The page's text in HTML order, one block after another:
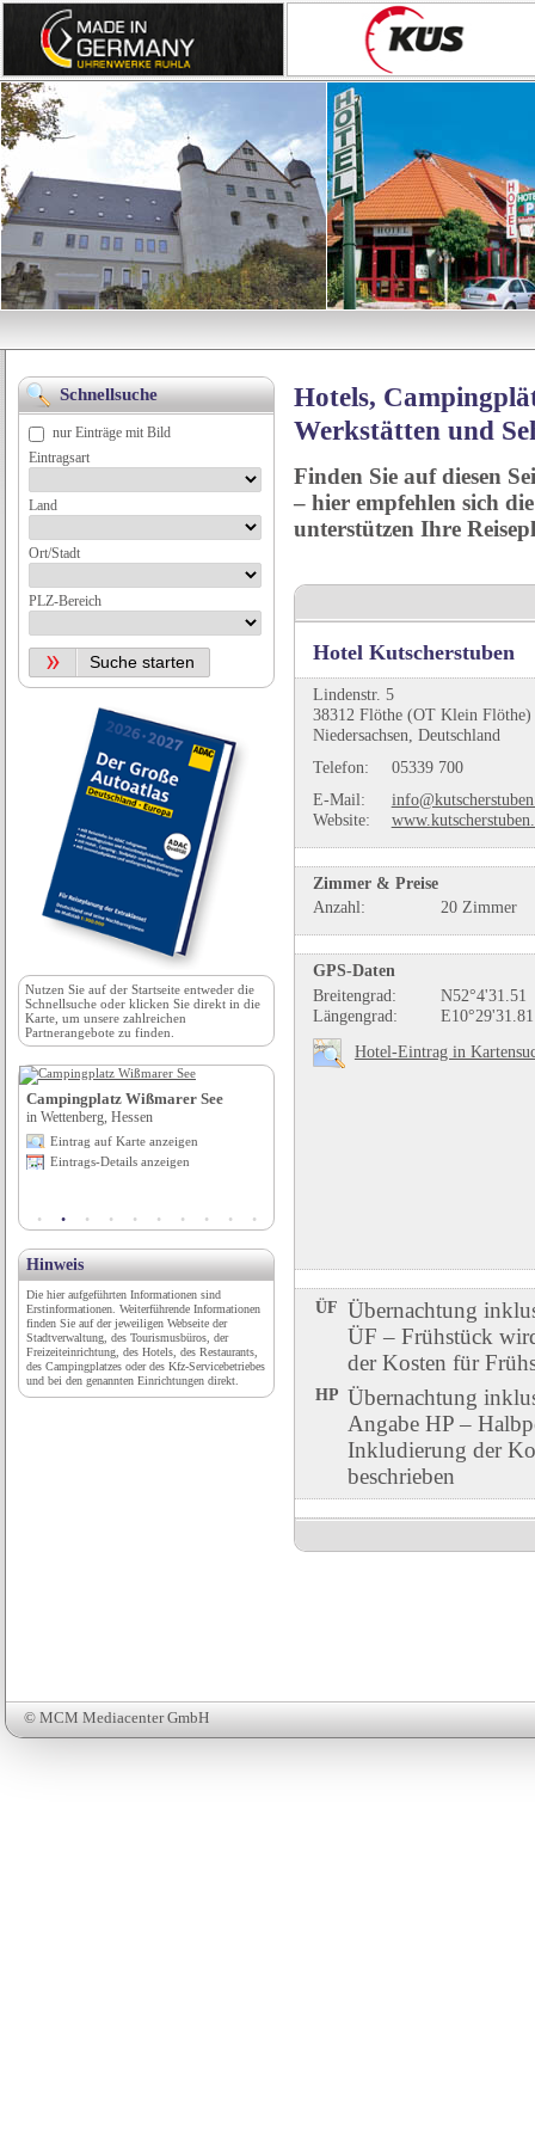
Hotels,
Werkstätten und
Finden Sie auf diesen
– hier empfehlen sich
unterstützen Ihre
Hotel Kutscherstuben
Lindenstr. 5
38312 Flöthe (OT Klein Flöthe)
Niedersachsen, Deutschland
Telefon:
05339 700
E-Mail:
Website:
Zimmer & Preise
Anzahl:
20 Zimmer
GPS-Daten
Breitengrad:
N52°4'31.51
Längengrad:
E10°29'31.81
Hotel-Eintrag in
ÜF Übernachtung
ÜF – Frühstück
der Kosten für
HP Übernachtung
Angabe HP –
Inkludierung der
beschrieben
© MCM Mediacenter GmbH
Schnellsuche
nur Einträge mit Bild
Eintragsart
Land
Ort/Stadt
PLZ-Bereich
Nutzen Sie auf der Startseite entweder die
Schnellsuche oder klicken Sie direkt in die
Karte, um unsere zahlreichen
Partnerangebote zu finden.
Campingplatz Wißmarer See
in Wettenberg, Hessen
Eintrag auf Karte anzeigen
Eintrags-Details anzeigen
Hinweis
Die hier aufgeführten Informationen sind
Erstinformationen. Weiterführende Informationen
finden Sie auf der jeweiligen Webseite der
Stadtverwaltung, des Tourismusbüros, der
Freizeiteinrichtung, des Hotels, des Restaurants,
des Campingplatzes oder des Kfz-Servicebetriebes
und bei den genannten Einrichtungen direkt.